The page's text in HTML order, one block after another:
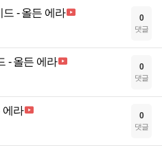
- 올든 에라 0
댓글
- 올든 에라 0
댓글
에라 0
댓글